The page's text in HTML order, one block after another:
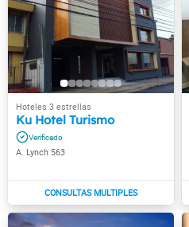
Ku Hotel Turismo
A. Lynch 563